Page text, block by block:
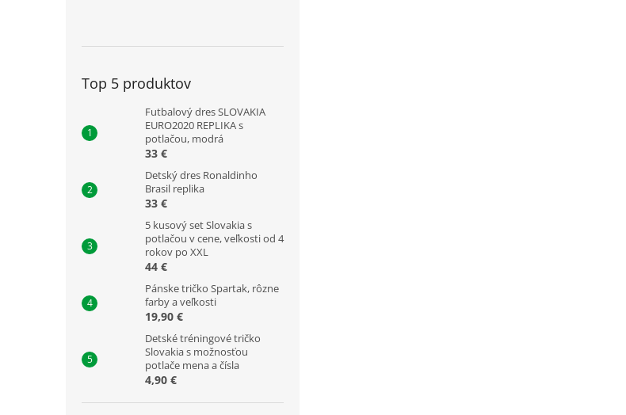
Top 5 produktov
Futbalový dres SLOVAKIA
EURO2020 REPLIKA s
potlačou, modrá
33 €
Detský dres Ronaldinho
Brasil replika
33 €
5 kusový set Slovakia s
potlačou v cene, veľkosti od 4
rokov po XXL
44 €
Pánske tričko Spartak, rôzne
farby a veľkosti
19,90 €
Detské tréningové tričko
Slovakia s možnosťou
potlače mena a čísla
4,90 €